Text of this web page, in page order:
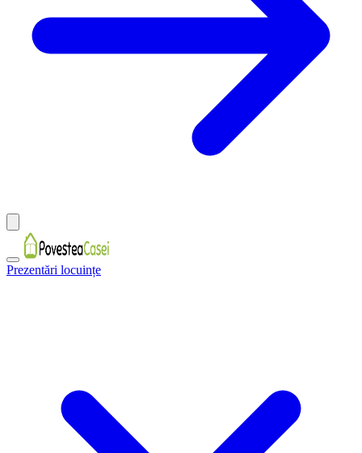
Prezentări locuințe